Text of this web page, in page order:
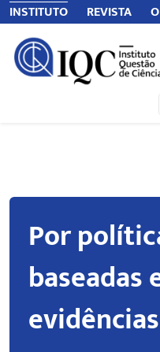
INSTITUTO REVISTA
Por
baseadas